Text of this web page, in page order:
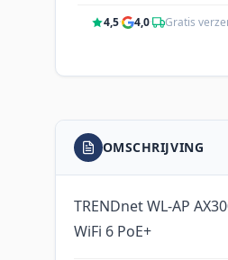
4,5· 4,0· Gratis
OMSCHRIJVING
TRENDnet WL-AP
WiFi 6 PoE+